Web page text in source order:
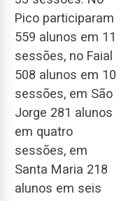
Pico participaram
559 alunos em 11
sessões, no Faial
508 alunos em 10
sessões, em São
Jorge 281 alunos
em quatro
sessões, em
Santa Maria 218
alunos em seis